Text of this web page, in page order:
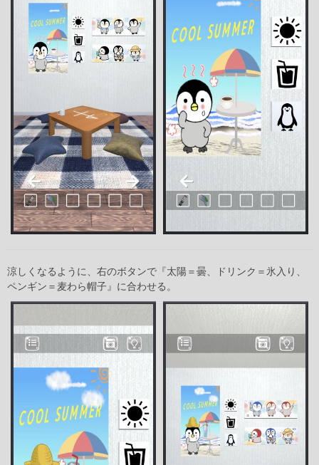
涼しくなるように、右のボタンで『太陽＝曇、ドリンク＝氷入り、
ペンギン＝麦わら帽子』に合わせる。